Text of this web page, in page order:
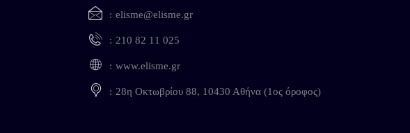
elisme@elisme.gr
210 82 11 025
www.elisme.gr
28η Οκτωβρίου 88, 10430 Αθήνα (1ος όροφος)